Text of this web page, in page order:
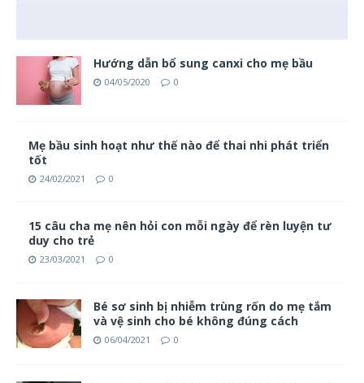
Hướng dẫn bổ sung canxi cho mẹ bầu
04/05/2020 0
Mẹ bầu sinh hoạt như thế nào để thai nhi phát triển
tốt
24/02/2021 0
15 câu cha mẹ nên hỏi con mỗi ngày để rèn luyện tư
duy cho trẻ
23/03/2021 0
Bé sơ sinh bị nhiễm trùng rốn do mẹ tắm
và vệ sinh cho bé không đúng cách
06/04/2021 0